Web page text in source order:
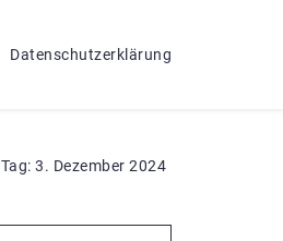
Datenschutzerklärung
Tag: 3. Dezember 2024